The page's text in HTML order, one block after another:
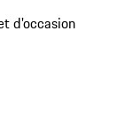
d'occasion